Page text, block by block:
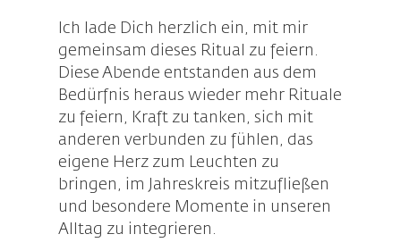
Ich lade Dich herzlich ein, mit mir
gemeinsam dieses Ritual zu feiern.
Diese Abende entstanden aus dem
Bedürfnis heraus wieder mehr Rituale
zu feiern, Kraft zu tanken, sich mit
anderen verbunden zu fühlen, das
eigene Herz zum Leuchten zu
bringen, im Jahreskreis mitzufließen
und besondere Momente in unseren
Alltag zu integrieren.